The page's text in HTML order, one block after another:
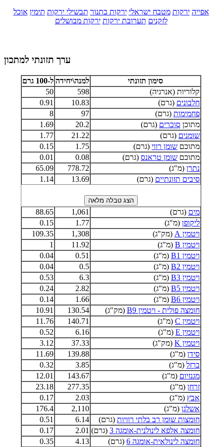
אפייה ירקות מטבח ישראלי ירקות בתנור תבשילי ירקות תימין אוכל
לזקנים תערובת ירקות ירקות מבושלים
ערך תזונתי למתכון
סימון תזונתי למנה\יחידה ל-100 גרם
קלוריות (אנרגיה)
598
50
חלבונים (גרם) 10.83
0.91
פחמימות (גרם) 97
8
מתוכן סוכרים (גרם) 20.2
1.69
שומנים (גרם) 21.22
1.77
מתוכם שומן רווי (גרם) 1.75
0.15
מתוכם שומן טראנס (גרם) 0.08
0.01
נתרן (מ"ג) 778.72
65.09
סיבים תזונתיים (גרם) 13.69
1.14
מים (גרם) 1,061
88.65
ליקופן (מ"ג) 1.77
0.15
ויטמין A
(מק"ג) 1,308
109.35
ויטמין B
(מ"ג) 11.92
1
ויטמין B1
(מ"ג) 0.51
0.04
ויטמין B2
(מ"ג) 0.5
0.04
ויטמין B3
(מ"ג) 6.3
0.53
ויטמין B5
(מ"ג) 2.82
0.24
ויטמין B6
(מ"ג) 1.66
0.14
חומצה פולית - ויטמין B9
(מק"ג) 130.54
10.91
ויטמין C
(מ"ג) 140.71
11.76
ויטמין E
(מ"ג) 6.16
0.52
ויטמין K
(מק"ג) 37.33
3.12
סידן (מ"ג) 139.88
11.69
ברזל (מ"ג) 3.85
0.32
מגנזיום (מ"ג) 143.67
12.01
זרחן (מ"ג) 277.35
23.18
אבץ (מ"ג) 2.03
0.17
אשלגן (מ"ג) 2,110
176.4
חומצות שומן רב בלתי רוויות (גרם) 6.14
0.51
חומצה אלפא לינולנית-אומגה 3
(גרם) 2.01
0.17
חומצה לינולאית-אומגה 6
(גרם) 4.13
0.35